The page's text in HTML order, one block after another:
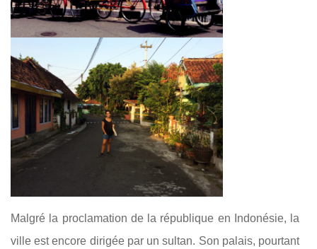
Malgré la proclamation de la république en Indonésie, la
ville est encore dirigée par un sultan. Son palais, pourtant